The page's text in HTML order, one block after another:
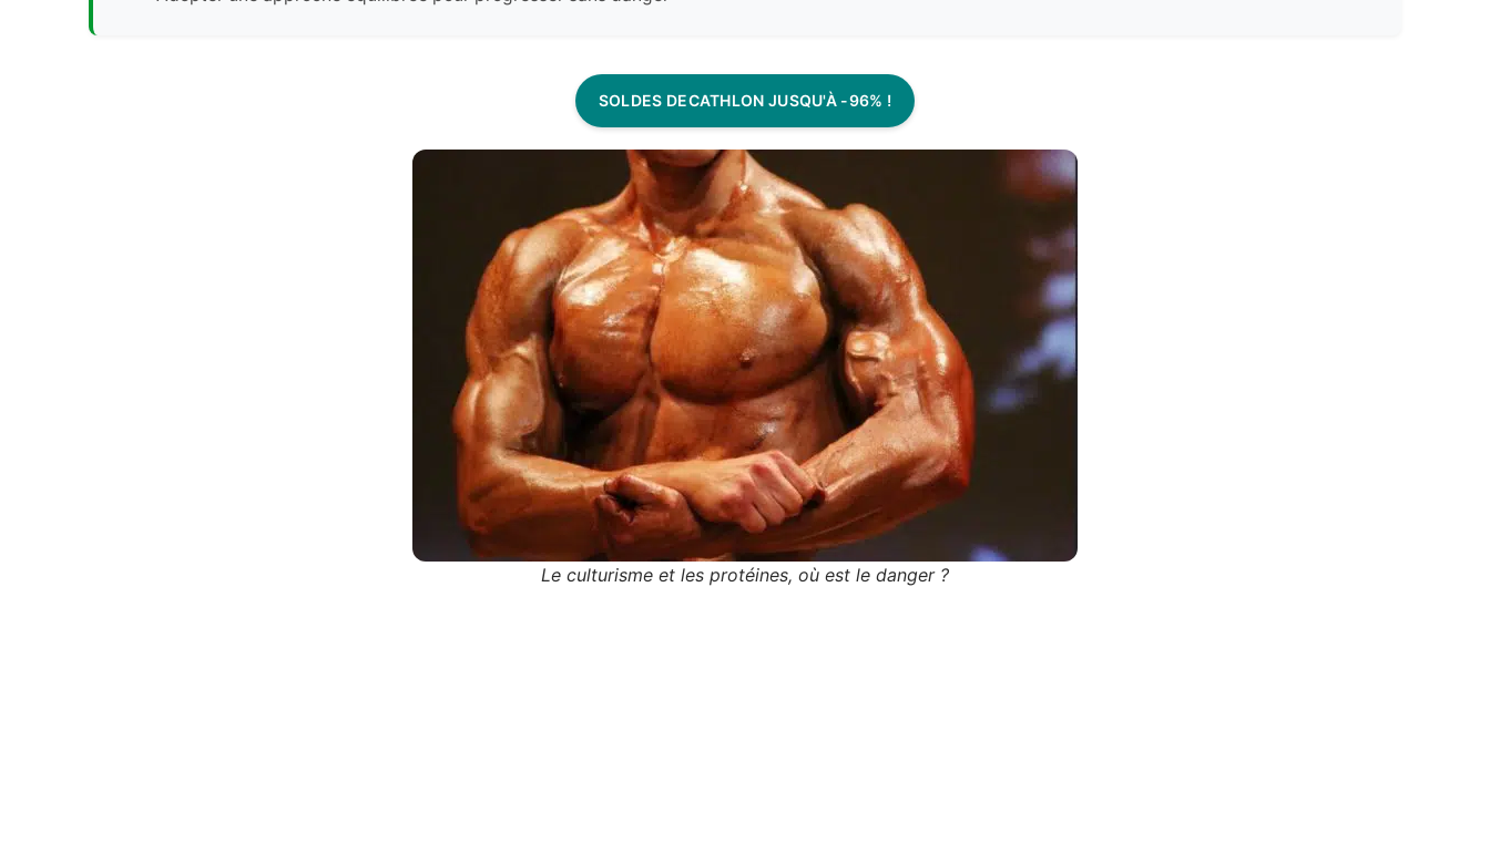
SOLDES DECATHLON JUSQU'À -96% !
Le culturisme et les protéines, où est le danger ?